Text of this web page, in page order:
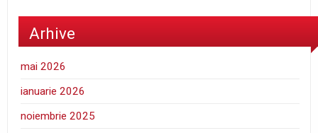
Arhive
mai 2026
ianuarie 2026
noiembrie 2025